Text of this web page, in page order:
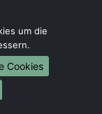
um die
Cookies